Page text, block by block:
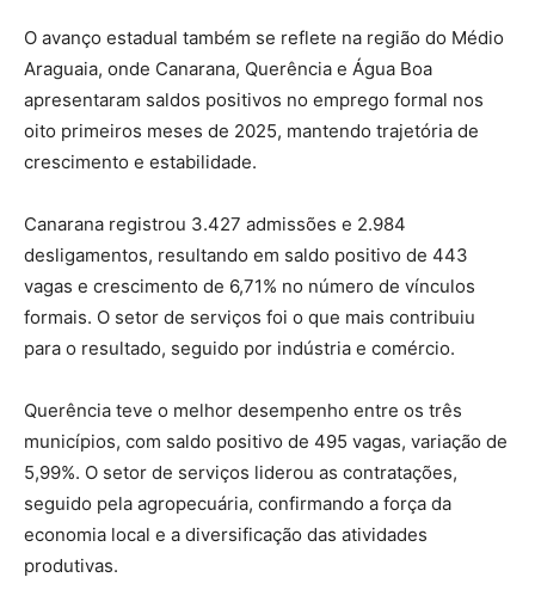
O avanço estadual também se reflete na região do Médio
Araguaia, onde Canarana, Querência e Água Boa
apresentaram saldos positivos no emprego formal nos
oito primeiros meses de 2025, mantendo trajetória de
crescimento e estabilidade.
Canarana registrou 3.427 admissões e 2.984
desligamentos, resultando em saldo positivo de 443
vagas e crescimento de 6,71% no número de vínculos
formais. O setor de serviços foi o que mais contribuiu
para o resultado, seguido por indústria e comércio.
Querência teve o melhor desempenho entre os três
municípios, com saldo positivo de 495 vagas, variação de
5,99%. O setor de serviços liderou as contratações,
seguido pela agropecuária, confirmando a força da
economia local e a diversificação das atividades
produtivas.